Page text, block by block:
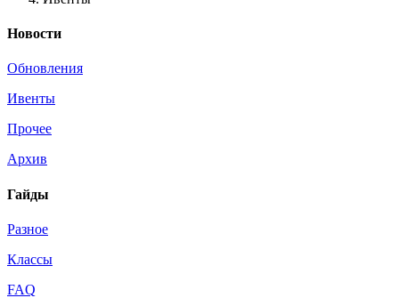
Новости
Обновления
Ивенты
Прочее
Архив
Гайды
Разное
Классы
FAQ